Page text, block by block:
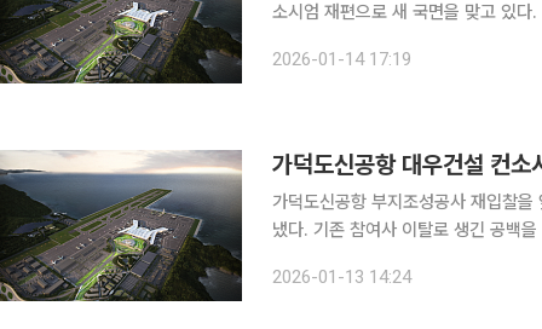
소시엄 재편으로 새 국면을 맞고 있다. 14일 건설업계에 따르면 대우건설은 전날 서울 중구 을지로
참여사 20개사와 회의를 열고 기본설
2026-01-14 17:19
가덕도신공항 대우건설 컨
가덕도신공항 부지조성공사 재입찰
냈다. 기존 참여사 이탈로 생긴 공백
사를 준비 중인 대우건설 컨소시엄
2026-01-13 14:24